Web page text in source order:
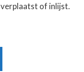
of inlijst.